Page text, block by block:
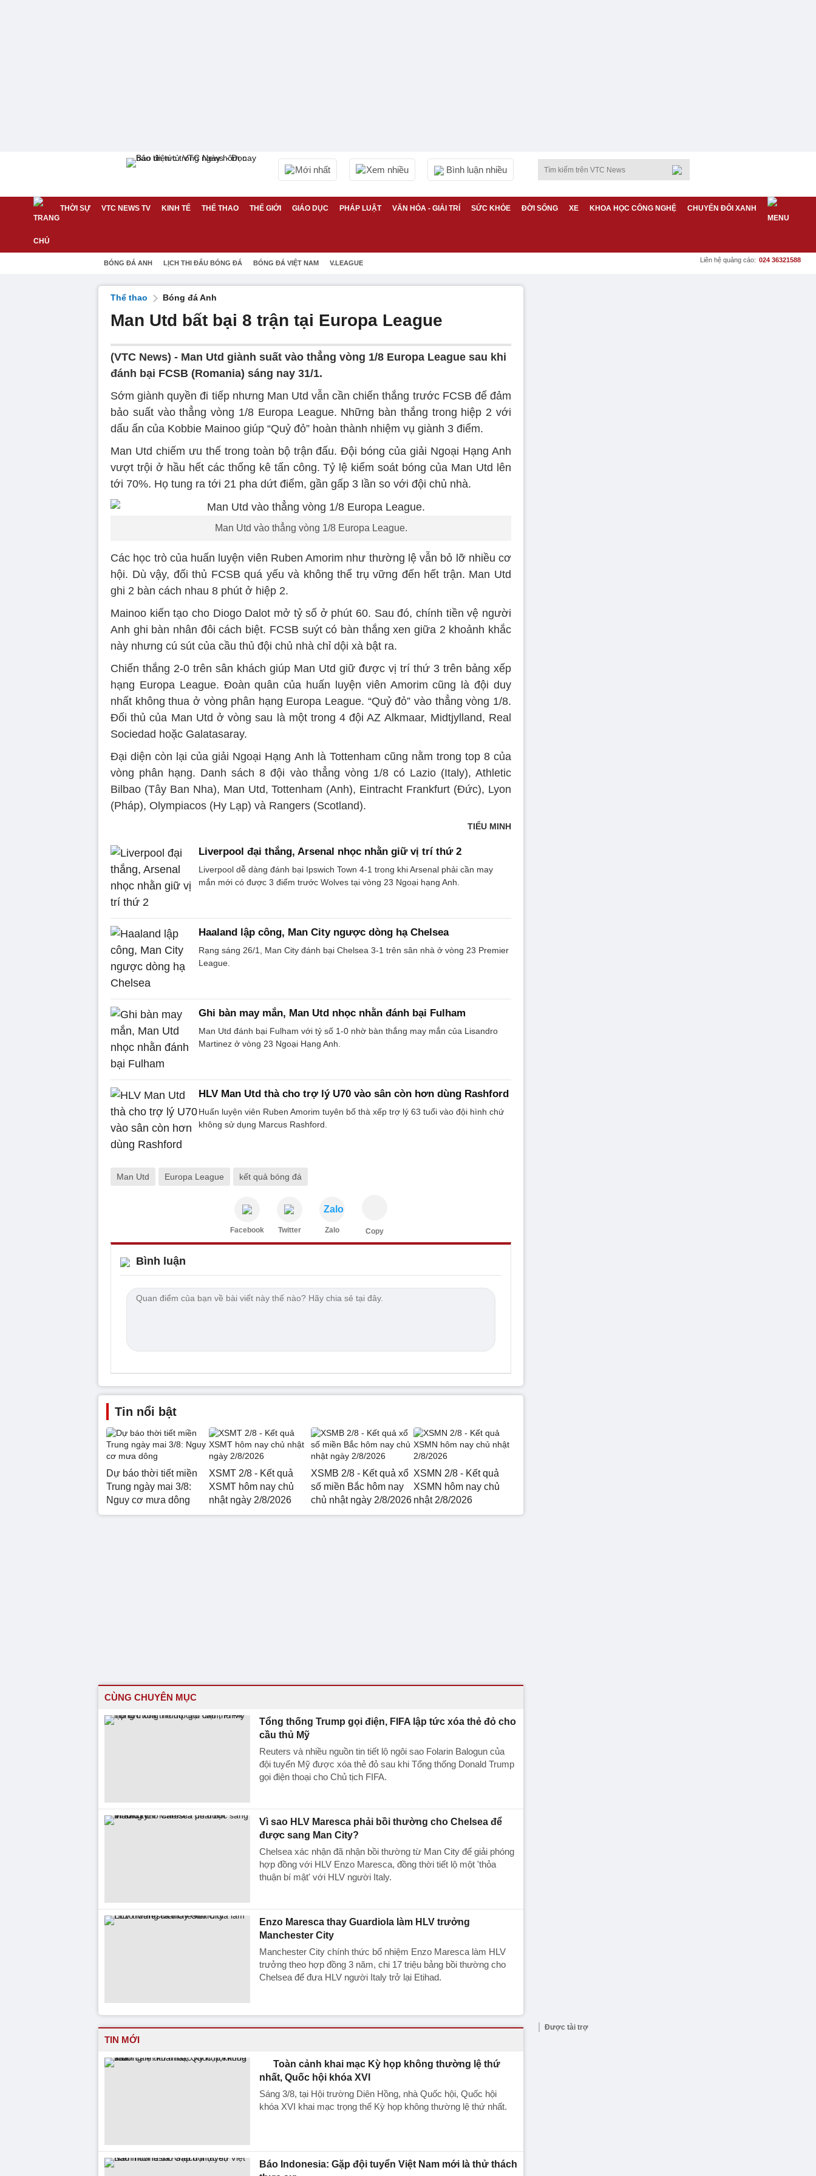
Mới nhất Xem nhiều Bình luận nhiều
THỜI SỰ VTC NEWS TV KINH TẾ THỂ THAO THẾ GIỚI GIÁO DỤC PHÁP LUẬT VĂN HÓA - GIẢI TRÍ SỨC KHỎE ĐỜI SỐNG XE KHOA HỌC CÔNG NGHỆ CHUYỂN ĐỔI XANH
BÓNG ĐÁ ANH LỊCH THI ĐẤU BÓNG ĐÁ BÓNG ĐÁ VIỆT NAM V.LEAGUE Liên hệ quảng cáo: 024 36321588
Thể thao Bóng đá Anh
Man Utd bất bại 8 trận tại Europa League
(VTC News) - Man Utd giành suất vào thẳng vòng 1/8 Europa League sau khi
đánh bại FCSB (Romania) sáng nay 31/1.
Sớm giành quyền đi tiếp nhưng Man Utd vẫn cần chiến thắng trước FCSB để đảm
bảo suất vào thẳng vòng 1/8 Europa League. Những bàn thắng trong hiệp 2 với
dấu ấn của Kobbie Mainoo giúp “Quỷ đỏ” hoàn thành nhiệm vụ giành 3 điểm.
Man Utd chiếm ưu thế trong toàn bộ trận đấu. Đội bóng của giải Ngoại Hạng Anh
vượt trội ở hầu hết các thống kê tấn công. Tỷ lệ kiểm soát bóng của Man Utd lên
tới 70%. Họ tung ra tới 21 pha dứt điểm, gần gấp 3 lần so với đội chủ nhà.
Man Utd vào thẳng vòng 1/8 Europa League.
Các học trò của huấn luyện viên Ruben Amorim như thường lệ vẫn bỏ lỡ nhiều cơ
hội. Dù vậy, đối thủ FCSB quá yếu và không thể trụ vững đến hết trận. Man Utd
ghi 2 bàn cách nhau 8 phút ở hiệp 2.
Mainoo kiến tạo cho Diogo Dalot mở tỷ số ở phút 60. Sau đó, chính tiền vệ người
Anh ghi bàn nhân đôi cách biệt. FCSB suýt có bàn thắng xen giữa 2 khoảnh khắc
này nhưng cú sút của cầu thủ đội chủ nhà chỉ dội xà bật ra.
Chiến thắng 2-0 trên sân khách giúp Man Utd giữ được vị trí thứ 3 trên bảng xếp
hạng Europa League. Đoàn quân của huấn luyện viên Amorim cũng là đội duy
nhất không thua ở vòng phân hạng Europa League. “Quỷ đỏ” vào thẳng vòng 1/8.
Đối thủ của Man Utd ở vòng sau là một trong 4 đội AZ Alkmaar, Midtjylland, Real
Sociedad hoặc Galatasaray.
Đại diện còn lại của giải Ngoại Hạng Anh là Tottenham cũng nằm trong top 8 của
vòng phân hạng. Danh sách 8 đội vào thẳng vòng 1/8 có Lazio (Italy), Athletic
Bilbao (Tây Ban Nha), Man Utd, Tottenham (Anh), Eintracht Frankfurt (Đức), Lyon
(Pháp), Olympiacos (Hy Lạp) và Rangers (Scotland).
TIỂU MINH
Liverpool đại thắng, Arsenal nhọc nhằn giữ vị trí thứ 2
Liverpool dễ dàng đánh bại Ipswich Town 4-1 trong khi Arsenal phải cần may
mắn mới có được 3 điểm trước Wolves tại vòng 23 Ngoại hạng Anh.
Haaland lập công, Man City ngược dòng hạ Chelsea
Rạng sáng 26/1, Man City đánh bại Chelsea 3-1 trên sân nhà ở vòng 23 Premier
League.
Ghi bàn may mắn, Man Utd nhọc nhằn đánh bại Fulham
Man Utd đánh bại Fulham với tỷ số 1-0 nhờ bàn thắng may mắn của Lisandro
Martinez ở vòng 23 Ngoại Hạng Anh.
HLV Man Utd thà cho trợ lý U70 vào sân còn hơn dùng Rashford
Huấn luyện viên Ruben Amorim tuyên bố thà xếp trợ lý 63 tuổi vào đội hình chứ
không sử dụng Marcus Rashford.
Man Utd Europa League kết quả bóng đá
Facebook Twitter
Zalo
Zalo Copy
Bình luận
Tin nổi bật
Dự báo thời tiết miền
Trung ngày mai 3/8:
Nguy cơ mưa dông
XSMT 2/8 - Kết quả
XSMT hôm nay chủ
nhật ngày 2/8/2026
XSMB 2/8 - Kết quả xổ
số miền Bắc hôm nay
chủ nhật ngày 2/8/2026
XSMN 2/8 - Kết quả
XSMN hôm nay chủ
nhật 2/8/2026
CÙNG CHUYÊN MỤC
Tổng thống Trump gọi điện, FIFA lập tức xóa thẻ đỏ cho
cầu thủ Mỹ
Reuters và nhiều nguồn tin tiết lộ ngôi sao Folarin Balogun của
đội tuyển Mỹ được xóa thẻ đỏ sau khi Tổng thống Donald Trump
gọi điện thoại cho Chủ tịch FIFA.
Vì sao HLV Maresca phải bồi thường cho Chelsea để
được sang Man City?
Chelsea xác nhận đã nhận bồi thường từ Man City để giải phóng
hợp đồng với HLV Enzo Maresca, đồng thời tiết lộ một 'thỏa
thuận bí mật' với HLV người Italy.
Enzo Maresca thay Guardiola làm HLV trưởng
Manchester City
Manchester City chính thức bổ nhiệm Enzo Maresca làm HLV
trưởng theo hợp đồng 3 năm, chi 17 triệu bảng bồi thường cho
Chelsea để đưa HLV người Italy trở lại Etihad.
TIN MỚI
Toàn cảnh khai mạc Kỳ họp không thường lệ thứ
nhất, Quốc hội khóa XVI
Sáng 3/8, tại Hội trường Diên Hồng, nhà Quốc hội, Quốc hội
khóa XVI khai mạc trọng thể Kỳ họp không thường lệ thứ nhất.
Báo Indonesia: Gặp đội tuyển Việt Nam mới là thử thách
Được tài trợ